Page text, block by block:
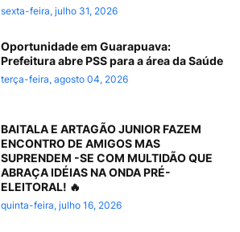
sexta-feira, julho 31, 2026
Oportunidade em Guarapuava:
Prefeitura abre PSS para a área da Saúde
terça-feira, agosto 04, 2026
BAITALA E ARTAGÃO JUNIOR FAZEM
ENCONTRO DE AMIGOS MAS
SUPRENDEM -SE COM MULTIDÃO QUE
ABRAÇA IDÉIAS NA ONDA PRÉ-
ELEITORAL! 🔥
quinta-feira, julho 16, 2026